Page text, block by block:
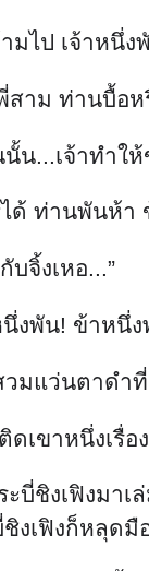
มไป เจ้าหนึ่
สาม ท่านบื้อ
น...เจ้าทำให้
ด้ ท่านพันห้า
จิ้งเหอ...”
งพัน! ข้าหนึ่ง
วมแว่นตาดำ
ดเขาหนึ่งเรื่
บี่ชิงเฟิงมา
งเฟิงก็หลุดมื